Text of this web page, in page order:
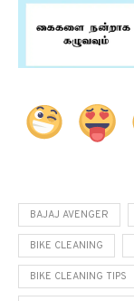
BAJAJ AVENGER
BIKE CLEANING
BIKE CLEANING TIPS